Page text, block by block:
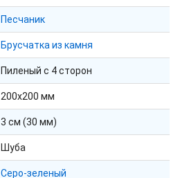
Песчаник
Брусчатка из камня
Пиленый с 4 сторон
200х200 мм
3 см (30 мм)
Шуба
Серо-зеленый